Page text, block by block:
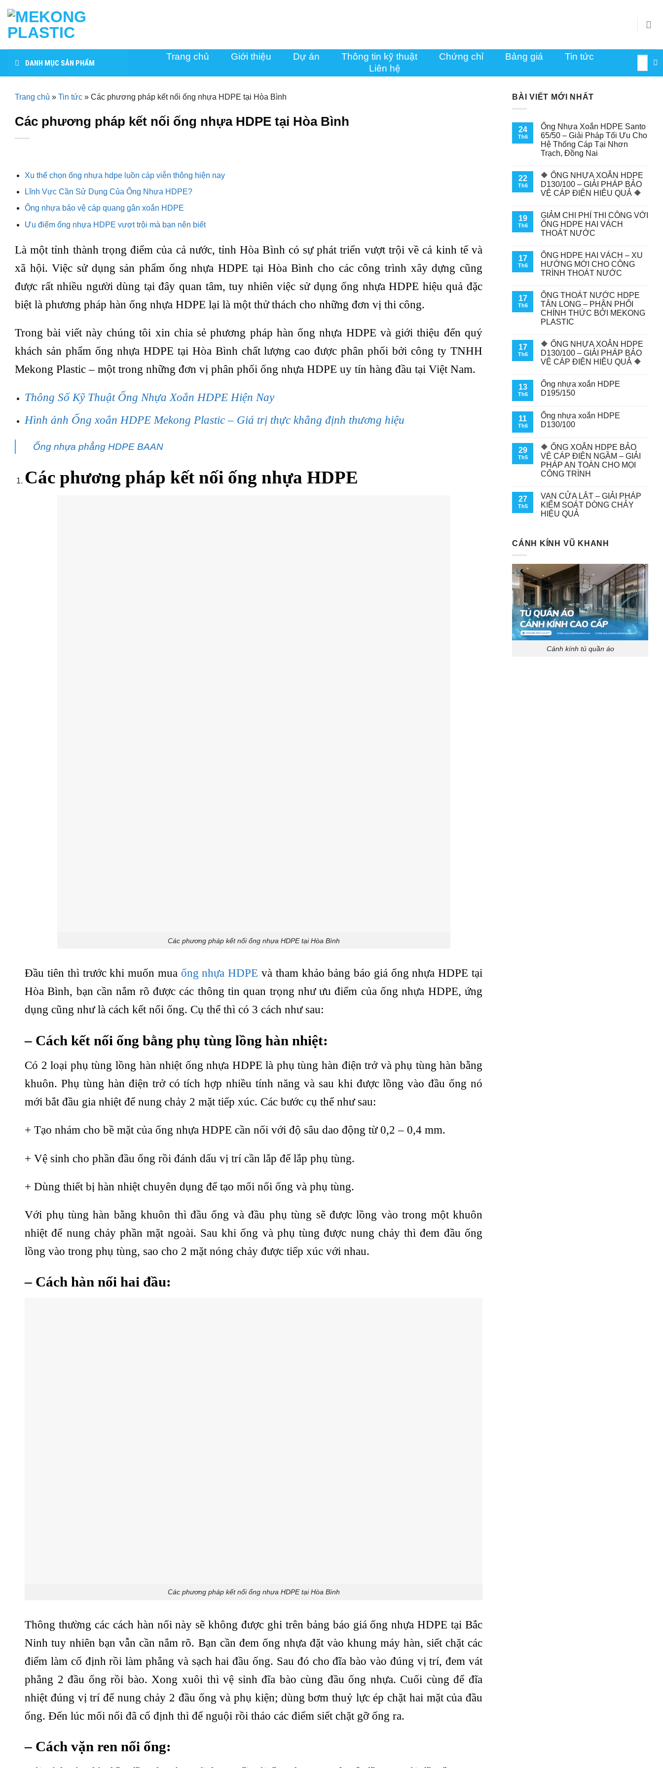
content
DANH MỤC SẢN PHẨM
Trang chủ Giới thiệu Dự án Thông tin kỹ thuật Chứng chỉ Bảng giá
Tin tức
Liên hệ
Trang chủ » Tin tức » Các phương pháp kết nối ống nhựa HDPE tại Hòa Bình
Các phương pháp kết nối ống nhựa HDPE tại Hòa Bình
Xu thế chọn ống nhựa hdpe luồn cáp viễn thông hiện nay
Lĩnh Vực Cần Sử Dụng Của Ống Nhựa HDPE?
Ống nhựa bảo vệ cáp quang gân xoắn HDPE
Ưu điểm ống nhựa HDPE vượt trội mà bạn nên biết
Là một tỉnh thành trọng điểm của cả nước, tỉnh Hòa Bình có sự phát triển vượt trội về cả kinh tế và
xã hội. Việc sử dụng sản phẩm ống nhựa HDPE tại Hòa Bình cho các công trình xây dựng cũng
được rất nhiều người dùng tại đây quan tâm, tuy nhiên việc sử dụng ống nhựa HDPE hiệu quả đặc
biệt là phương pháp hàn ống nhựa HDPE lại là một thử thách cho những đơn vị thi công.
Trong bài viết này chúng tôi xin chia sẻ phương pháp hàn ống nhựa HDPE và giới thiệu đến quý
khách sản phẩm ống nhựa HDPE tại Hòa Bình chất lượng cao được phân phối bởi công ty TNHH
Mekong Plastic – một trong những đơn vị phân phối ống nhựa HDPE uy tín hàng đầu tại Việt Nam.
Thông Số Kỹ Thuật Ống Nhựa Xoắn HDPE Hiện Nay
Hình ảnh Ống xoắn HDPE Mekong Plastic – Giá trị thực khẳng định thương hiệu
Ống nhựa phẳng HDPE BAAN
Các phương pháp kết nối ống nhựa HDPE
Các phương pháp kết nối ống nhựa HDPE tại Hòa Bình
Đầu tiên thì trước khi muốn mua ống nhựa HDPE và tham khảo bảng báo giá ống nhựa HDPE tại
Hòa Bình, bạn cần nắm rõ được các thông tin quan trọng như ưu điểm của ống nhựa HDPE, ứng
dụng cũng như là cách kết nối ống. Cụ thể thì có 3 cách như sau:
– Cách kết nối ống bằng phụ tùng lồng hàn nhiệt:
Có 2 loại phụ tùng lồng hàn nhiệt ống nhựa HDPE là phụ tùng hàn điện trở và phụ tùng hàn bằng
khuôn. Phụ tùng hàn điện trở có tích hợp nhiều tính năng và sau khi được lồng vào đầu ống nó
mới bắt đầu gia nhiệt để nung chảy 2 mặt tiếp xúc. Các bước cụ thể như sau:
+ Tạo nhám cho bề mặt của ống nhựa HDPE cần nối với độ sâu dao động từ 0,2 – 0,4 mm.
+ Vệ sinh cho phần đầu ống rồi đánh dấu vị trí cần lắp để lắp phụ tùng.
+ Dùng thiết bị hàn nhiệt chuyên dụng để tạo mối nối ống và phụ tùng.
Với phụ tùng hàn bằng khuôn thì đầu ống và đầu phụ tùng sẽ được lồng vào trong một khuôn
nhiệt để nung chảy phần mặt ngoài. Sau khi ống và phụ tùng được nung chảy thì đem đầu ống
lồng vào trong phụ tùng, sao cho 2 mặt nóng chảy được tiếp xúc với nhau.
– Cách hàn nối hai đầu:
Các phương pháp kết nối ống nhựa HDPE tại Hòa Bình
Thông thường các cách hàn nối này sẽ không được ghi trên bảng báo giá ống nhựa HDPE tại Bắc
Ninh tuy nhiên bạn vẫn cần nắm rõ. Bạn cần đem ống nhựa đặt vào khung máy hàn, siết chặt các
điểm làm cố định rồi làm phẳng và sạch hai đầu ống. Sau đó cho đĩa bào vào đúng vị trí, đem vát
phẳng 2 đầu ống rồi bào. Xong xuôi thì vệ sinh đĩa bào cùng đầu ống nhựa. Cuối cùng để đĩa
nhiệt đúng vị trí để nung chảy 2 đầu ống và phụ kiện; dùng bơm thuỷ lực ép chặt hai mặt của đầu
ống. Đến lúc mối nối đã cố định thì để nguội rồi tháo các điểm siết chặt gỡ ống ra.
– Cách vặn ren nối ống:
BÀI VIẾT MỚI NHẤT
24
Th6
Ống Nhựa Xoắn HDPE Santo
65/50 – Giải Pháp Tối Ưu Cho
Hệ Thống Cáp Tại Nhơn
Trạch, Đồng Nai
22
Th6
🔶 ỐNG NHỰA XOẮN HDPE
D130/100 – GIẢI PHÁP BẢO
VỆ CÁP ĐIỆN HIỆU QUẢ 🔶
19
Th6
GIẢM CHI PHÍ THI CÔNG VỚI
ỐNG HDPE HAI VÁCH
THOÁT NƯỚC
17
Th6
ỐNG HDPE HAI VÁCH – XU
HƯỚNG MỚI CHO CÔNG
TRÌNH THOÁT NƯỚC
17
Th6
ỐNG THOÁT NƯỚC HDPE
TÂN LONG – PHÂN PHỐI
CHÍNH THỨC BỞI MEKONG
PLASTIC
17
Th6
🔶 ỐNG NHỰA XOẮN HDPE
D130/100 – GIẢI PHÁP BẢO
VỆ CÁP ĐIỆN HIỆU QUẢ 🔶
13
Th6
Ống nhựa xoắn HDPE
D195/150
11
Th6
Ống nhựa xoắn HDPE
D130/100
29
Th5
🔶 ỐNG XOẮN HDPE BẢO
VỆ CÁP ĐIỆN NGẦM – GIẢI
PHÁP AN TOÀN CHO MỌI
CÔNG TRÌNH
27
Th5
VAN CỬA LẬT – GIẢI PHÁP
KIỂM SOÁT DÒNG CHẢY
HIỆU QUẢ
CÁNH KÍNH VŨ KHANH
Cánh kính tủ quần áo